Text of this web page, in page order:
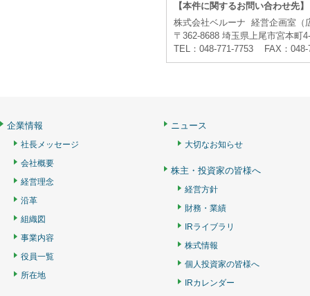
【本件に関するお問い合わせ先】
株式会社ベルーナ 経営企画室（
〒362-8688 埼玉県上尾市宮本町
TEL：048-771-7753 FAX：
企業情報
社長メッセージ
会社概要
経営理念
沿革
組織図
事業内容
役員一覧
所在地
ニュース
大切なお知らせ
株主・投資家の皆様へ
経営方針
財務・業績
IRライブラリ
株式情報
個人投資家の皆様へ
IRカレンダー